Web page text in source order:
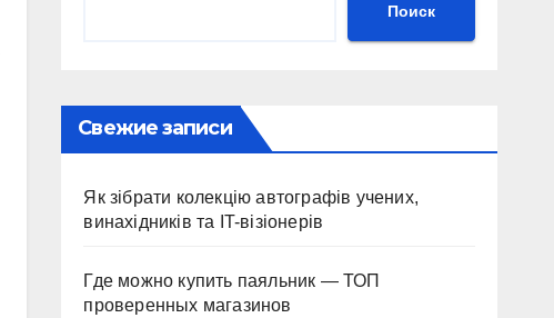
Поиск
Свежие записи
Як зібрати колекцію автографів учених,
винахідників та IT-візіонерів
Где можно купить паяльник — ТОП
проверенных магазинов